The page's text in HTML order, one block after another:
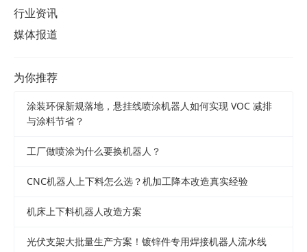
行业资讯
媒体报道
为你推荐
涂装环保新规落地，悬挂线喷涂机器人如何实现 VOC 减排
与涂料节省？
工厂做喷涂为什么要换机器人？
CNC机器人上下料怎么选？机加工降本改造真实经验
机床上下料机器人改造方案
光伏支架大批量生产方案！镀锌件专用焊接机器人流水线